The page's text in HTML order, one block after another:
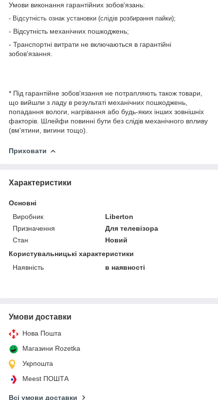
Умови виконання гарантійних зобов'язань:
- Відсутність ознак установки (слідів розбирання пайки);
- Відсутність механічних пошкоджень;
- Транспортні витрати не включаються в гарантійні
зобов'язання.
* Під гарантійне зобов'язання не потрапляють також товари,
що вийшли з ладу в результаті механічних пошкоджень,
попадання вологи, нагрівання або будь-яких інших зовнішніх
факторів. Шлейфи повинні бути без слідів механічного впливу
(вм'ятини, вигини тощо).
Приховати
Характеристики
Основні
Виробник
Liberton
Призначення
Для телевізора
Стан
Новий
Користувальницькі характеристики
Наявність
в наявності
Умови доставки
Нова Пошта
Магазини Rozetka
Укрпошта
Meest ПОШТА
Всі умови доставки